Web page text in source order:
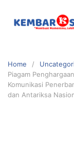
Home
Piagam
Komunikasi
dan Antariksa